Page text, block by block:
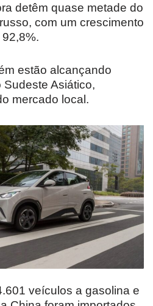
detêm quase metade do
com um crescimento
estão alcançando
Asiático,
mercado local.
veículos a gasolina e